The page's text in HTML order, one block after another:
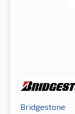
Bridgestone